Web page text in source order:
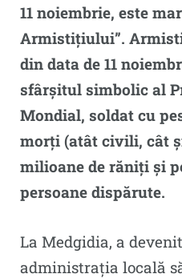
11 noiembrie, este
Armistițiului”.
din data de 11
sfârșitul simbolic al
Mondial, soldat cu
morți (atât civili, cât
milioane de răniți și
persoane dispărute.
La Medgidia, a
administrația locală